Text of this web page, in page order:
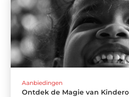
Aanbiedingen
Ontdek de Magie van